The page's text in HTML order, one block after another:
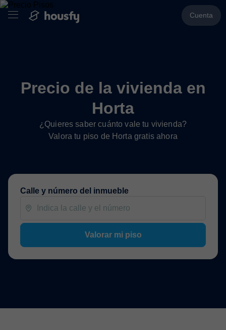
Cuenta
Precio de la vivienda en
Horta
¿Quieres saber cuánto vale tu vivienda?
Valora tu piso de Horta gratis ahora
Calle y número del inmueble
Valorar mi piso